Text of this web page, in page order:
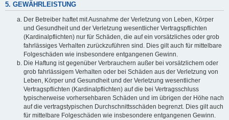
5. GEWÄHRLEISTUNG
Der Betreiber haftet mit Ausnahme der Verletzung von Leben, Körper
und Gesundheit und der Verletzung wesentlicher Vertragspflichten
(Kardinalpflichten) nur für Schäden, die auf ein vorsätzliches oder grob
fahrlässiges Verhalten zurückzuführen sind. Dies gilt auch für mittelbare
Folgeschäden wie insbesondere entgangenen Gewinn.
Die Haftung ist gegenüber Verbrauchern außer bei vorsätzlichem oder
grob fahrlässigem Verhalten oder bei Schäden aus der Verletzung von
Leben, Körper und Gesundheit und der Verletzung wesentlicher
Vertragspflichten (Kardinalpflichten) auf die bei Vertragsschluss
typischerweise vorhersehbaren Schäden und im übrigen der Höhe nach
auf die vertragstypischen Durchschnittsschäden begrenzt. Dies gilt auch
für mittelbare Folgeschäden wie insbesondere entgangenen Gewinn.